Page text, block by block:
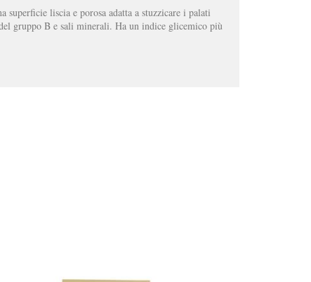
superficie liscia e porosa adatta a stuzzicare i palati
gruppo B e sali minerali. Ha un indice glicemico più